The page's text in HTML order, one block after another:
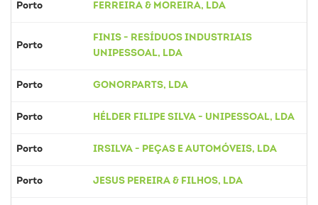
Porto FERREIRA & MOREIRA, LDA
Porto
FINIS - RESÍDUOS INDUSTRIAIS
UNIPESSOAL, LDA
Porto GONORPARTS, LDA
Porto HÉLDER FILIPE SILVA - UNIPESSOAL, LDA
Porto IRSILVA - PEÇAS E AUTOMÓVEIS, LDA
Porto JESUS PEREIRA & FILHOS, LDA